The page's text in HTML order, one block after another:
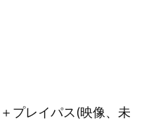
プレイパス(映像、未